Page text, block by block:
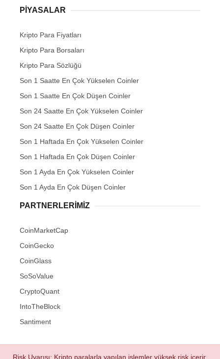
PIYASALAR
Kripto Para Fiyatları
Kripto Para Borsaları
Kripto Para Sözlüğü
Son 1 Saatte En Çok Yükselen Coinler
Son 1 Saatte En Çok Düşen Coinler
Son 24 Saatte En Çok Yükselen Coinler
Son 24 Saatte En Çok Düşen Coinler
Son 1 Haftada En Çok Yükselen Coinler
Son 1 Haftada En Çok Düşen Coinler
Son 1 Ayda En Çok Yükselen Coinler
Son 1 Ayda En Çok Düşen Coinler
PARTNERLERIMIZ
CoinMarketCap
CoinGecko
CoinGlass
SoSoValue
CryptoQuant
IntoTheBlock
Santiment
Risk Uyarısı: Kripto paralarla yapılan işlemler yüksek risk içerir.